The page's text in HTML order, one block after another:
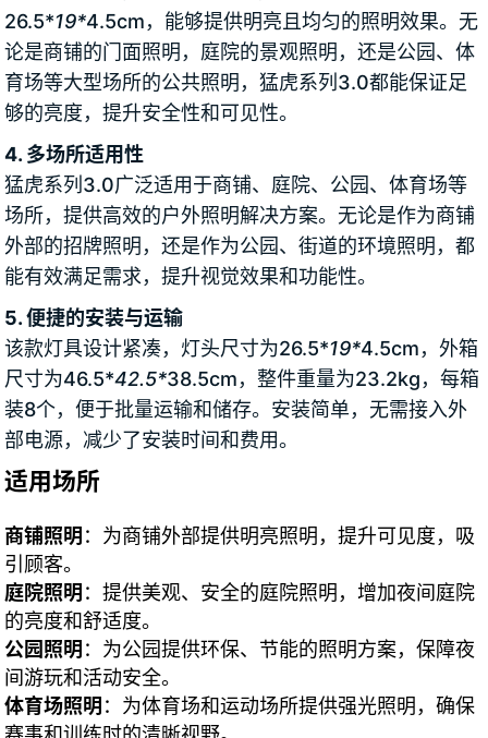
26.5*19*4.5cm，能够提供明亮且均匀的照明效果。无
论是商铺的门面照明，庭院的景观照明，还是公园、体
育场等大型场所的公共照明，猛虎系列3.0都能保证足
够的亮度，提升安全性和可见性。
4. 多场所适用性
猛虎系列3.0广泛适用于商铺、庭院、公园、体育场等
场所，提供高效的户外照明解决方案。无论是作为商铺
外部的招牌照明，还是作为公园、街道的环境照明，都
能有效满足需求，提升视觉效果和功能性。
5. 便捷的安装与运输
该款灯具设计紧凑，灯头尺寸为26.5*19*4.5cm，外箱
尺寸为46.5*42.5*38.5cm，整件重量为23.2kg，每箱
装8个，便于批量运输和储存。安装简单，无需接入外
部电源，减少了安装时间和费用。
适用场所
商铺照明 ：为商铺外部提供明亮照明，提升可见度，吸
引顾客。
庭院照明 ：提供美观、安全的庭院照明，增加夜间庭院
的亮度和舒适度。
公园照明 ：为公园提供环保、节能的照明方案，保障夜
间游玩和活动安全。
体育场照明 ：为体育场和运动场所提供强光照明，确保